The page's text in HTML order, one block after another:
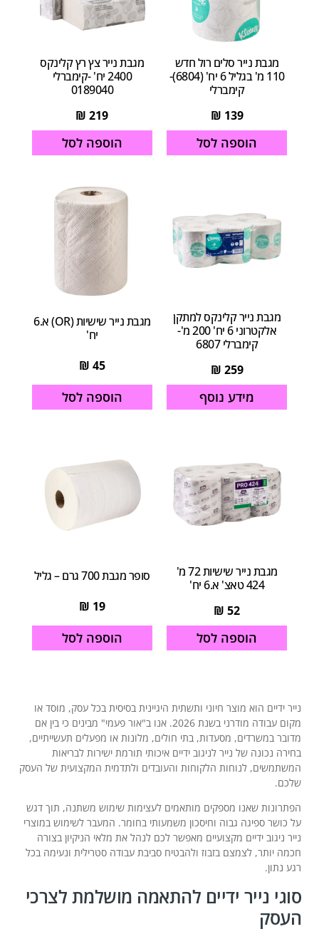
מגבת נייר סלים רול חדש
110 מ' בגליל 6 יח' (6804)-
קימברלי
139
₪
הוספה לסל
מגבת נייר צץ רץ קלינקס
2400 יח' -קימברלי
0189040
219
₪
הוספה לסל
מגבת נייר קלינקס למתקן
אלקטרוני 6 יח' 200 מ'-
קימברלי 6807
259
₪
מידע נוסף
מגבת נייר שישיות (OR) א.6
יח'
45
₪
הוספה לסל
מגבת נייר שישיות 72 מ'
424 טאצ' א.6 יח'
52
₪
הוספה לסל
סופר מגבת 700 גרם – גליל
19
₪
הוספה לסל
נייר ידיים הוא מוצר חיוני ותשתית היגיינית בסיסית בכל עסק, מוסד או
מקום עבודה מודרני בשנת 2026. אנו ב"אור פעמי" מבינים כי בין אם
מדובר במשרדים, מסעדות, בתי חולים, מלונות או מפעלים תעשייתיים,
בחירה נכונה של נייר לניגוב ידיים איכותי תורמת ישירות לבריאות
המשתמשים, לנוחות הלקוחות והעובדים ולתדמית המקצועית של העסק
שלכם.
הפתרונות שאנו מספקים מותאמים לעצימות שימוש משתנה, תוך דגש
על כושר ספיגה גבוה וחיסכון משמעותי בחומר. המעבר לשימוש במוצרי
נייר ניגוב ידיים מקצועיים מאפשר לכם לנהל את מלאי הניקיון בצורה
חכמה יותר, לצמצם בזבוז ולהבטיח סביבת עבודה סטרילית ונעימה בכל
רגע נתון.
סוגי נייר ידיים להתאמה מושלמת לצרכי
העסק